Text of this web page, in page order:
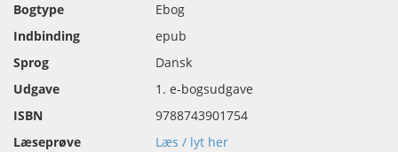
Bogtype
Ebog
Indbinding
epub
Sprog
Dansk
Udgave
1. e-bogsudgave
ISBN
9788743901754
Læseprøve
Læs / lyt her